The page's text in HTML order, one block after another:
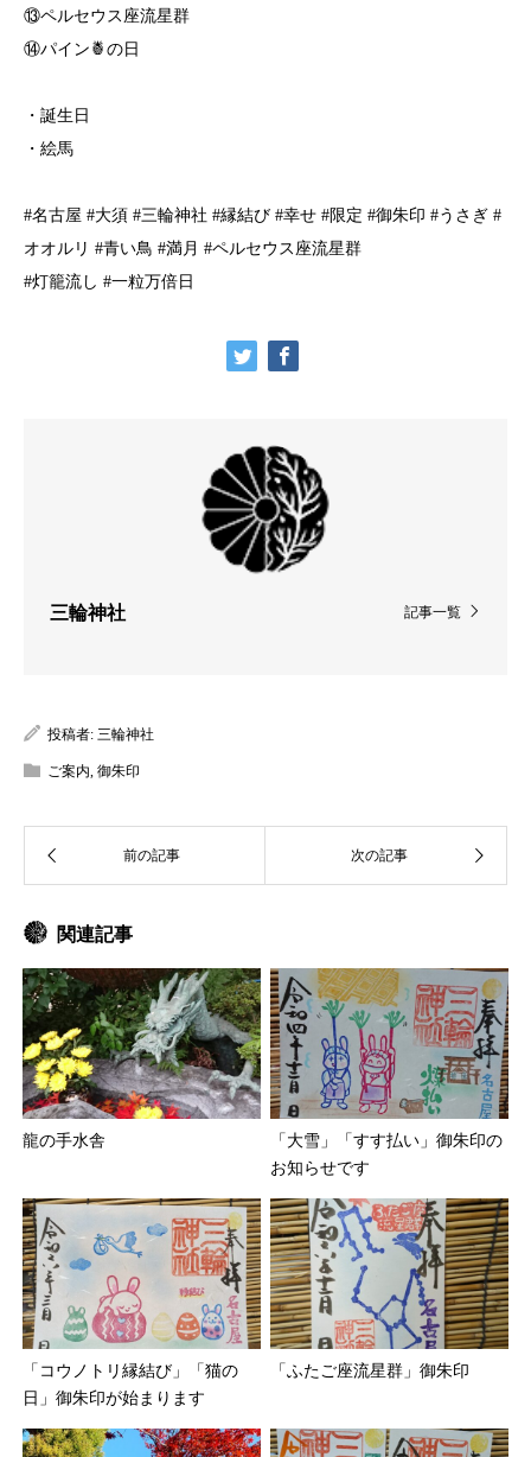
⑬ペルセウス座流星群
⑭パイン🍍の日
・誕生日
・絵馬
#名古屋 #大須 #三輪神社 #縁結び #幸せ #限定 #御朱印 #うさぎ #
オオルリ #青い鳥 #満月 #ペルセウス座流星群
#灯籠流し #一粒万倍日
記事一覧
三輪神社
投稿者: 三輪神社
ご案内 御朱印
関連記事
龍の手水舎
「大雪」「すす払い」御朱印の
お知らせです
「コウノトリ縁結び」「猫の
日」御朱印が始まります
「ふたご座流星群」御朱印